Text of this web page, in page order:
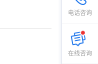
电话咨询
在线咨询